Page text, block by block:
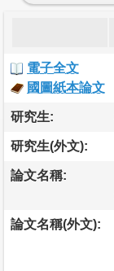
電子全文
國圖紙本論文
研究生:
研究生(外文):
論文名稱:
論文名稱(外文):